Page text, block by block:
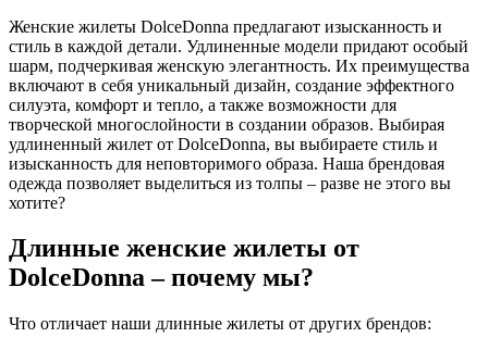
Женские жилеты DolceDonna предлагают изысканность и
стиль в каждой детали. Удлиненные модели придают особый
шарм, подчеркивая женскую элегантность. Их преимущества
включают в себя уникальный дизайн, создание эффектного
силуэта, комфорт и тепло, а также возможности для
творческой многослойности в создании образов. Выбирая
удлиненный жилет от DolceDonna, вы выбираете стиль и
изысканность для неповторимого образа. Наша брендовая
одежда позволяет выделиться из толпы – разве не этого вы
хотите?
Длинные женские жилеты от
DolceDonna – почему мы?
Что отличает наши длинные жилеты от других брендов: